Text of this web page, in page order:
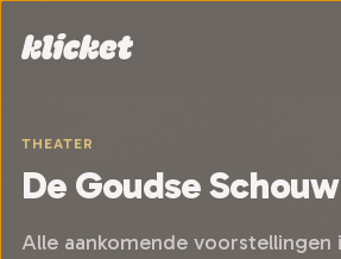
THEATER
De Goudse
Alle aankomende voorstellingen